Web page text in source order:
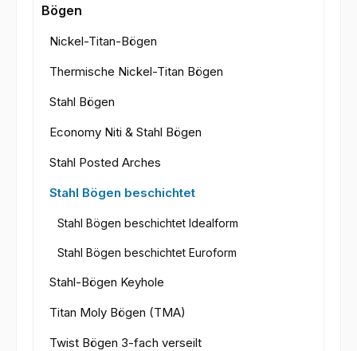
Bögen
Nickel-Titan-Bögen
Thermische Nickel-Titan Bögen
Stahl Bögen
Economy Niti & Stahl Bögen
Stahl Posted Arches
Stahl Bögen beschichtet
Stahl Bögen beschichtet Idealform
Stahl Bögen beschichtet Euroform
Stahl-Bögen Keyhole
Titan Moly Bögen (TMA)
Twist Bögen 3-fach verseilt